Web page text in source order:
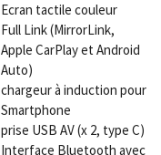
Ecran tactile couleur
Full Link (MirrorLink,
Apple CarPlay et Android
Auto)
chargeur à induction pour
Smartphone
prise USB AV (x 2, type C)
Interface Bluetooth avec